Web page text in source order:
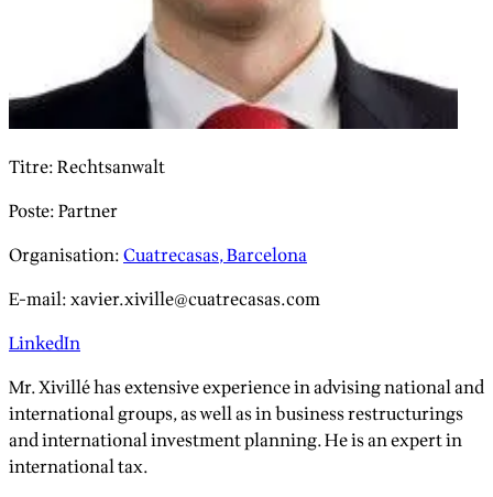
Titre:Rechtsanwalt
Poste:Partner
Organisation:Cuatrecasas, Barcelona
E-mail:xavier.xiville@cuatrecasas.com
LinkedIn
Mr. Xivillé has extensive experience in advising national and
international groups, as well as in business restructurings
and international investment planning. He is an expert in
international tax.